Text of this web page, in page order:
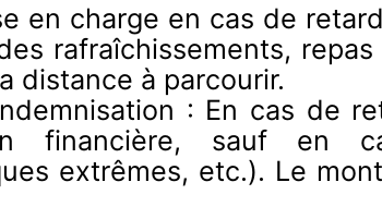
en charge en cas de
rafraîchissements,
distance à parcourir.
: En cas de
financière, sauf en
extrêmes, etc.). Le